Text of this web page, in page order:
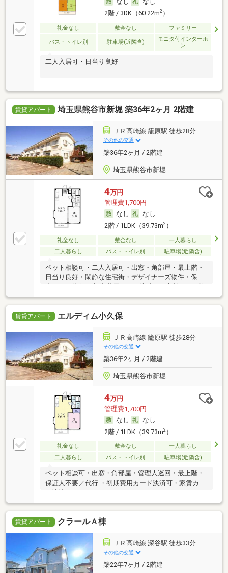
2階 / 3DK（60.22m2）
礼金なし 敷金なし ファミリー
バス・トイレ別 駐車場(近隣含)
モニタ付インターホ
ン
二人入居可・日当り良好
賃貸アパート 埼玉県熊谷市新堀 築36年2ヶ月 2階建
ＪＲ高崎線 籠原駅 徒歩28分
その他の交通
築36年2ヶ月 / 2階建
埼玉県熊谷市新堀
4万円
管理費1,700円
なし
なし
2階 / 1LDK（39.73m2）
礼金なし 敷金なし
一人暮らし
二人暮らし
バス・トイレ別 駐車場(近隣含)
ペット相談可・二人入居可・出窓・角部屋・最上階・
日当り良好・閑静な住宅街・デザイナーズ物件・保証
人不要／代行 ・初期費用カード決済可・家賃カード決
済可
賃貸アパート エルディム小久保
ＪＲ高崎線 籠原駅 徒歩28分
その他の交通
築36年2ヶ月 / 2階建
埼玉県熊谷市新堀
4万円
管理費1,700円
なし
なし
2階 / 1LDK（39.73m2）
礼金なし 敷金なし
一人暮らし
二人暮らし
バス・トイレ別 駐車場(近隣含)
ペット相談可・出窓・角部屋・管理人巡回・最上階・
保証人不要／代行 ・初期費用カード決済可・家賃カー
賃貸アパート クラールＡ棟
ＪＲ高崎線 深谷駅 徒歩33分
その他の交通
築22年7ヶ月 / 2階建